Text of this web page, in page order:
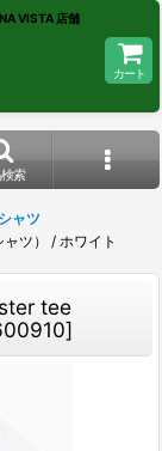
VISTA 店舗
カート
索
ャツ
ツ） / ホワイト
tee
]